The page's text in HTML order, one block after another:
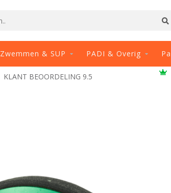
Zwemmen & SUP PADI & Overig
KLANT BEOORDELING 9.5